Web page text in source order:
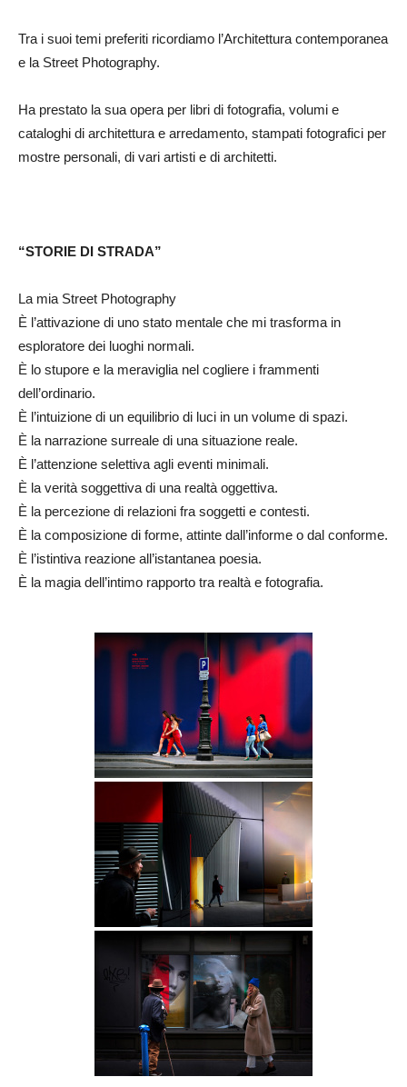
Tra i suoi temi preferiti ricordiamo l’Architettura contemporanea
e la Street Photography.
Ha prestato la sua opera per libri di fotografia, volumi e
cataloghi di architettura e arredamento, stampati fotografici per
mostre personali, di vari artisti e di architetti.
“STORIE DI STRADA”
La mia Street Photography
È l’attivazione di uno stato mentale che mi trasforma in
esploratore dei luoghi normali.
È lo stupore e la meraviglia nel cogliere i frammenti
dell’ordinario.
È l’intuizione di un equilibrio di luci in un volume di spazi.
È la narrazione surreale di una situazione reale.
È l’attenzione selettiva agli eventi minimali.
È la verità soggettiva di una realtà oggettiva.
È la percezione di relazioni fra soggetti e contesti.
È la composizione di forme, attinte dall’informe o dal conforme.
È l’istintiva reazione all’istantanea poesia.
È la magia dell’intimo rapporto tra realtà e fotografia.